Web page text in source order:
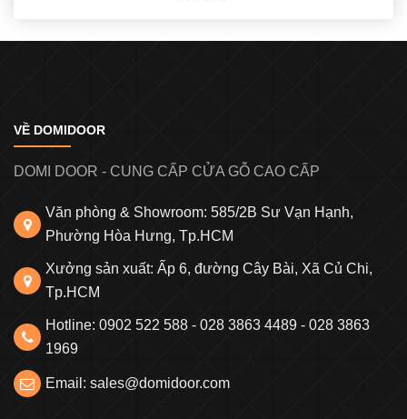
VỀ DOMIDOOR
DOMI DOOR - CUNG CẤP CỬA GỖ CAO CẤP
Văn phòng & Showroom: 585/2B Sư Vạn Hạnh,
Phường Hòa Hưng, Tp.HCM
Xưởng sản xuất: Ấp 6, đường Cây Bài, Xã Củ Chi,
Tp.HCM
Hotline: 0902 522 588 - 028 3863 4489 - 028 3863
1969
Email: sales@domidoor.com